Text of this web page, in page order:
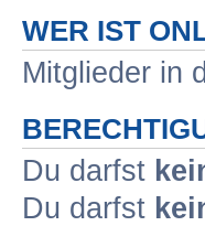
WER IST
Mitglieder in
Du darfst
Du darfst